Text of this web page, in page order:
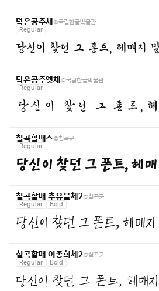
덕온공주체 ©국립한글박물관
Regular
당신이 찾던 그 폰트, 헤매지
덕온공주옛체 ©국립한글박물관
Regular
칠곡할매즈©칠곡군
Regular
칠곡할매 추유을체2©칠곡군
Regular
Bold
당신이 찾던 그 폰트, 헤매
칠곡할매 이종희체2©칠곡군
Regular
Bold
당신이 찾던 그 폰트, 헤매